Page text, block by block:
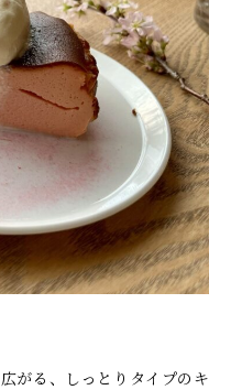
がる、しっとりタイプのキ